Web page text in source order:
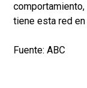
tiene esta red en
Fuente: ABC